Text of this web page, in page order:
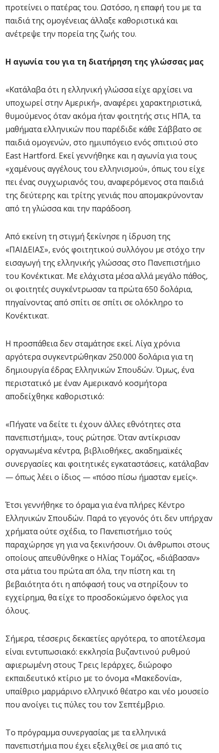
προτείνει ο πατέρας του. Ωστόσο, η επαφή του με τα
παιδιά της ομογένειας άλλαξε καθοριστικά και
ανέτρεψε την πορεία της ζωής του.
Η αγωνία του για τη διατήρηση της γλώσσας μας
«Κατάλαβα ότι η ελληνική γλώσσα είχε αρχίσει να
υποχωρεί στην Αμερική», αναφέρει χαρακτηριστικά,
θυμούμενος όταν ακόμα ήταν φοιτητής στις ΗΠΑ, τα
μαθήματα ελληνικών που παρέδιδε κάθε Σάββατο σε
παιδιά ομογενών, στο ημιυπόγειο ενός σπιτιού στο
East Hartford. Εκεί γεννήθηκε και η αγωνία για τους
«χαμένους αγγέλους του ελληνισμού», όπως του είχε
πει ένας συγχωριανός του, αναφερόμενος στα παιδιά
της δεύτερης και τρίτης γενιάς που απομακρύνονταν
από τη γλώσσα και την παράδοση.
Από εκείνη τη στιγμή ξεκίνησε η ίδρυση της
«ΠΑΙΔΕΙΑΣ», ενός φοιτητικού συλλόγου με στόχο την
εισαγωγή της ελληνικής γλώσσας στο Πανεπιστήμιο
του Κονέκτικατ. Με ελάχιστα μέσα αλλά μεγάλο πάθος,
οι φοιτητές συγκέντρωσαν τα πρώτα 650 δολάρια,
πηγαίνοντας από σπίτι σε σπίτι σε ολόκληρο το
Κονέκτικατ.
Η προσπάθεια δεν σταμάτησε εκεί. Λίγα χρόνια
αργότερα συγκεντρώθηκαν 250.000 δολάρια για τη
δημιουργία έδρας Ελληνικών Σπουδών. Όμως, ένα
περιστατικό με έναν Αμερικανό κοσμήτορα
αποδείχθηκε καθοριστικό:
«Πήγατε να δείτε τι έχουν άλλες εθνότητες στα
πανεπιστήμια;», τους ρώτησε. Όταν αντίκρισαν
οργανωμένα κέντρα, βιβλιοθήκες, ακαδημαϊκές
συνεργασίες και φοιτητικές εγκαταστάσεις, κατάλαβαν
— όπως λέει ο ίδιος — «πόσο πίσω ήμασταν εμείς».
Έτσι γεννήθηκε το όραμα για ένα πλήρες Κέντρο
Ελληνικών Σπουδών. Παρά το γεγονός ότι δεν υπήρχαν
χρήματα ούτε σχέδια, το Πανεπιστήμιο τούς
παραχώρησε γη για να ξεκινήσουν. Οι άνθρωποι στους
οποίους απευθύνθηκε ο Ηλίας Τομάζος, «διάβασαν»
στα μάτια του πρώτα απ όλα, την πίστη και τη
βεβαιότητα ότι η απόφασή τους να στηρίξουν το
εγχείρημα, θα είχε το προσδοκώμενο όφελος για
όλους.
Σήμερα, τέσσερις δεκαετίες αργότερα, το αποτέλεσμα
είναι εντυπωσιακό: εκκλησία βυζαντινού ρυθμού
αφιερωμένη στους Τρεις Ιεράρχες, διώροφο
εκπαιδευτικό κτίριο με το όνομα «Μακεδονία»,
υπαίθριο μαρμάρινο ελληνικό θέατρο και νέο μουσείο
που ανοίγει τις πύλες του τον Σεπτέμβριο.
Το πρόγραμμα συνεργασίας με τα ελληνικά
πανεπιστήμια που έχει εξελιχθεί σε μια από τις